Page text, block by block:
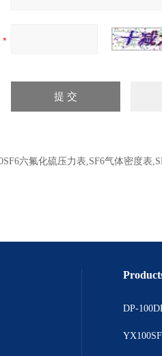
六氟化硫压力表,SF6气体密度表,SF6密度